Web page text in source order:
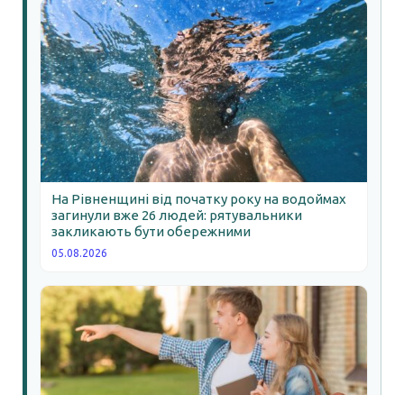
На Рівненщині від початку року на водоймах
загинули вже 26 людей: рятувальники
закликають бути обережними
05.08.2026